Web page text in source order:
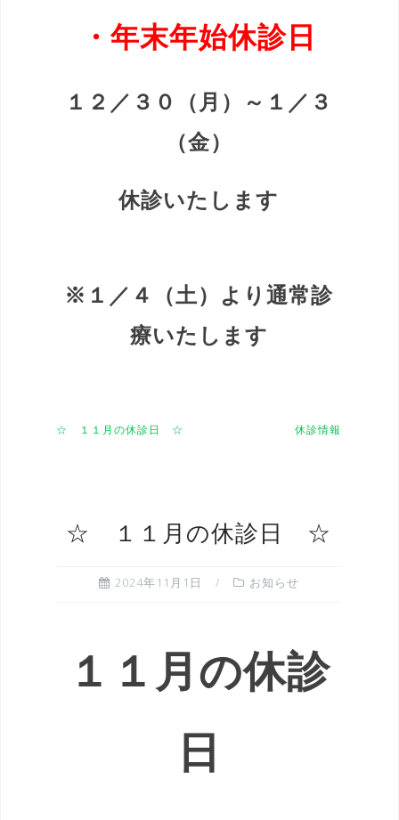
・年末年始休診日
１２／３０（月）
～１／３
（金）
休診いたします
※１／４（土）より通常診
療いたします
☆ １１月の休診日 ☆ 休診情報
☆ １１月の休診日 ☆
2024年11月1日 お知らせ
１１月の休診
日